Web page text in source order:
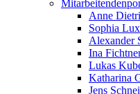
Anne
Sophia
Alexander
Ina
Lukas
Katharina
Jens